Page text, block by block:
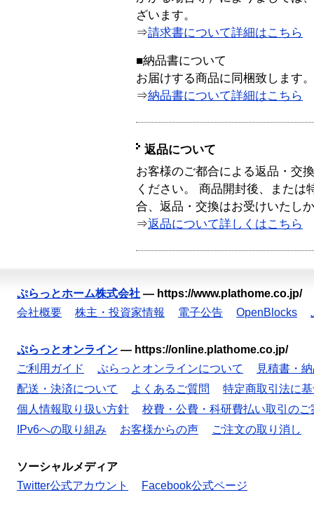
ざいます。
⇒請求書について詳細はこちら
■納品書について
お届けする商品に同梱致します。
⇒納品書について詳細はこちら
返品について
お客様のご都合による返品・交
ください。 商品開封後、または
合、返品・交換はお受けいたし
⇒返品について詳しくはこちら
ぷらっとホーム株式会社 — https://www.plathome.co.jp/
会社概要
株主・投資家情報 電子公告 OpenBlocks
ぷらっとオンライン — https://online.plathome.co.jp/
ご利用ガイド
ぷらっとオンラインについて
見積書・
配送・決済について
よくあるご質問
特定商取引法に
個人情報取り扱い方針
校費・公費・科研費払い取引のご
IPv6への取り組み
お客様からの声 ご注文の取り消し
ソーシャルメディア
Twitter公式アカウント
Facebook公式ページ